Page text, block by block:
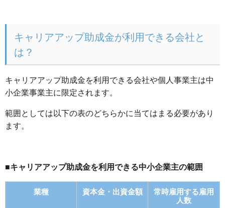
キャリアアップ助成金が利用できる会社と
は？
キャリアアップ助成金を利用できる会社や個人事業主は中
小企業事業主に限定されます。
範囲としては以下の表のどちらかに当てはまる必要があり
ます。
■キャリアアップ助成金を利用できる中小企業主の範囲
業種 資本金・出資金額
常時雇用する雇用
人数